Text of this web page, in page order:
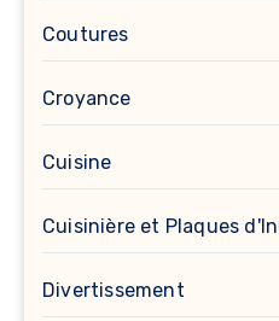
Coutures
Croyance
Cuisine
Cuisinière et Plaques
Divertissement